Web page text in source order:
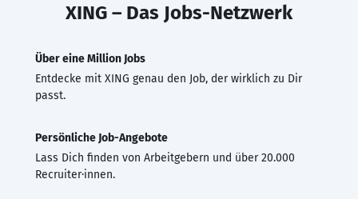
XING – Das Jobs-Netzwerk
Über eine Million Jobs
Entdecke mit XING genau den Job, der wirklich zu Dir
passt.
Persönliche Job-Angebote
Lass Dich finden von Arbeitgebern und über 20.000
Recruiter·innen.